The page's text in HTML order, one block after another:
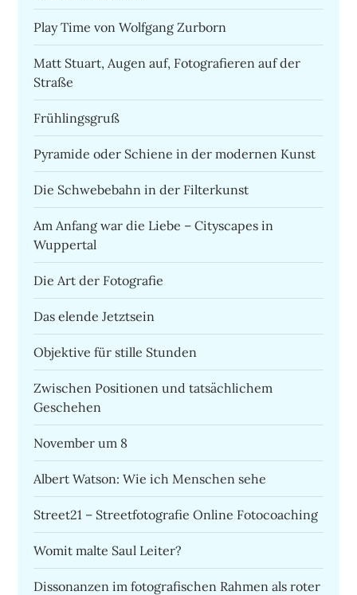
Play Time von Wolfgang Zurborn
Matt Stuart, Augen auf, Fotografieren auf der
Straße
Frühlingsgruß
Pyramide oder Schiene in der modernen Kunst
Die Schwebebahn in der Filterkunst
Am Anfang war die Liebe – Cityscapes in
Wuppertal
Die Art der Fotografie
Das elende Jetztsein
Objektive für stille Stunden
Zwischen Positionen und tatsächlichem
Geschehen
November um 8
Albert Watson: Wie ich Menschen sehe
Street21 – Streetfotografie Online Fotocoaching
Womit malte Saul Leiter?
Dissonanzen im fotografischen Rahmen als roter